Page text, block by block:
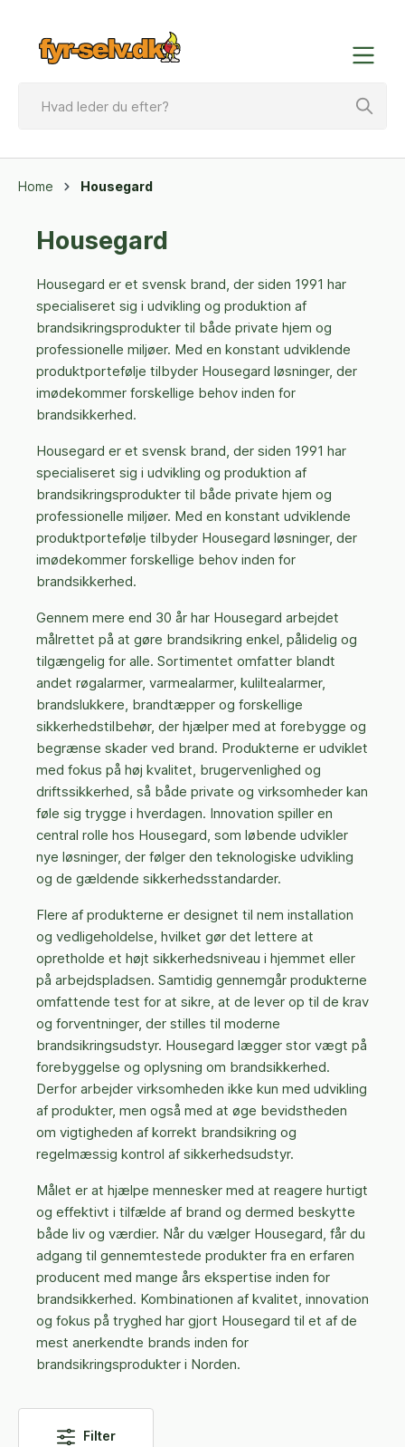
Home Housegard
Housegard
Housegard er et svensk brand, der siden 1991 har
specialiseret sig i udvikling og produktion af
brandsikringsprodukter til både private hjem og
professionelle miljøer. Med en konstant udviklende
produktportefølje tilbyder Housegard løsninger, der
imødekommer forskellige behov inden for
brandsikkerhed.
Housegard er et svensk brand, der siden 1991 har
specialiseret sig i udvikling og produktion af
brandsikringsprodukter til både private hjem og
professionelle miljøer. Med en konstant udviklende
produktportefølje tilbyder Housegard løsninger, der
imødekommer forskellige behov inden for
brandsikkerhed.
Gennem mere end 30 år har Housegard arbejdet
målrettet på at gøre brandsikring enkel, pålidelig og
tilgængelig for alle. Sortimentet omfatter blandt
andet røgalarmer, varmealarmer, kuliltealarmer,
brandslukkere, brandtæpper og forskellige
sikkerhedstilbehør, der hjælper med at forebygge og
begrænse skader ved brand. Produkterne er udviklet
med fokus på høj kvalitet, brugervenlighed og
driftssikkerhed, så både private og virksomheder kan
føle sig trygge i hverdagen. Innovation spiller en
central rolle hos Housegard, som løbende udvikler
nye løsninger, der følger den teknologiske udvikling
og de gældende sikkerhedsstandarder.
Flere af produkterne er designet til nem installation
og vedligeholdelse, hvilket gør det lettere at
opretholde et højt sikkerhedsniveau i hjemmet eller
på arbejdspladsen. Samtidig gennemgår produkterne
omfattende test for at sikre, at de lever op til de krav
og forventninger, der stilles til moderne
brandsikringsudstyr. Housegard lægger stor vægt på
forebyggelse og oplysning om brandsikkerhed.
Derfor arbejder virksomheden ikke kun med udvikling
af produkter, men også med at øge bevidstheden
om vigtigheden af korrekt brandsikring og
regelmæssig kontrol af sikkerhedsudstyr.
Målet er at hjælpe mennesker med at reagere hurtigt
og effektivt i tilfælde af brand og dermed beskytte
både liv og værdier. Når du vælger Housegard, får du
adgang til gennemtestede produkter fra en erfaren
producent med mange års ekspertise inden for
brandsikkerhed. Kombinationen af kvalitet, innovation
og fokus på tryghed har gjort Housegard til et af de
mest anerkendte brands inden for
brandsikringsprodukter i Norden.
Filter